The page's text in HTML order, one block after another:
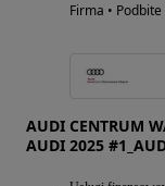
Firma • Podbite
AUDI CENTRUM
AUDI 2025